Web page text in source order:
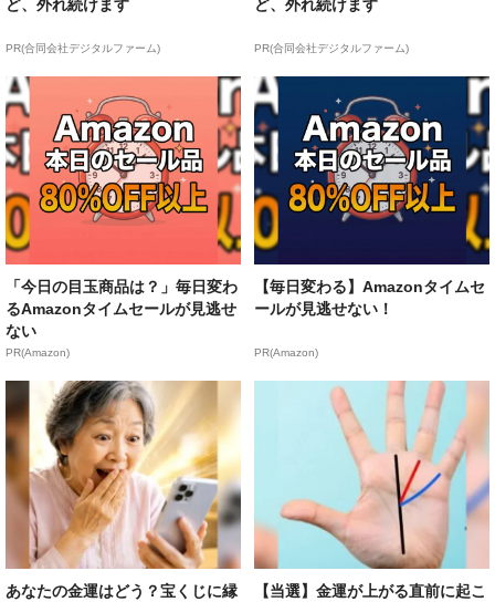
ど、外れ続けます
PR(合同会社デジタルファーム)
ど、外れ続けます
PR(合同会社デジタルファーム)
「今日の目玉商品は？」毎日変わ
るAmazonタイムセールが見逃せ
ない
PR(Amazon)
【毎日変わる】Amazonタイムセ
ールが見逃せない！
PR(Amazon)
あなたの金運はどう？宝くじに縁
【当選】金運が上がる直前に起こ